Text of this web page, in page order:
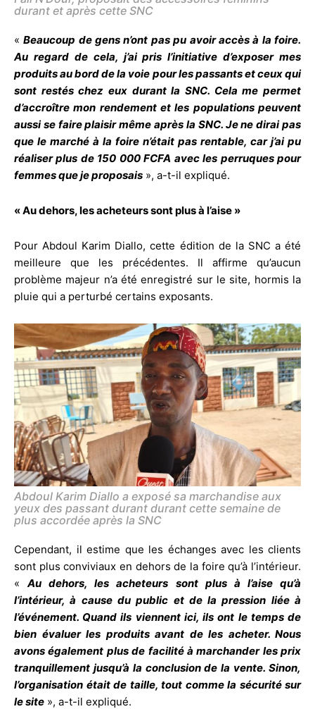
durant et après cette SNC
«Beaucoup de gens n’ont pas pu avoir accès à la foire.
Au regard de cela, j’ai pris l’initiative d’exposer mes
produits au bord de la voie pour les passants et ceux qui
sont restés chez eux durant la SNC. Cela me permet
d’accroître mon rendement et les populations peuvent
aussi se faire plaisir même après la SNC. Je ne dirai pas
que le marché à la foire n’était pas rentable, car j’ai pu
réaliser plus de 150 000 FCFA avec les perruques pour
femmes que je proposais », a-t-il expliqué.
« Au dehors, les acheteurs sont plus à l’aise »
Pour Abdoul Karim Diallo, cette édition de la SNC a été
meilleure que les précédentes. Il affirme qu’aucun
problème majeur n’a été enregistré sur le site, hormis la
pluie qui a perturbé certains exposants.
Abdoul Karim Diallo a exposé sa marchandise aux
yeux des passant durant durant cette semaine de
plus accordée après la SNC
Cependant, il estime que les échanges avec les clients
sont plus conviviaux en dehors de la foire qu’à l’intérieur.
«Au dehors, les acheteurs sont plus à l’aise qu’à
l’intérieur, à cause du public et de la pression liée à
l’événement. Quand ils viennent ici, ils ont le temps de
bien évaluer les produits avant de les acheter. Nous
avons également plus de facilité à marchander les prix
tranquillement jusqu’à la conclusion de la vente. Sinon,
l’organisation était de taille, tout comme la sécurité sur
le site », a-t-il expliqué.